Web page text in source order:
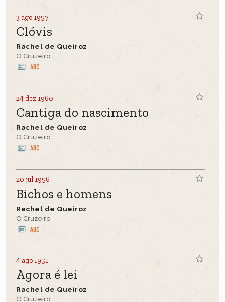
3 ago 1957
Clóvis
Rachel de Queiroz
O Cruzeiro
24 dez 1960
Cantiga do nascimento
Rachel de Queiroz
O Cruzeiro
20 jul 1956
Bichos e homens
Rachel de Queiroz
O Cruzeiro
4 ago 1951
Agora é lei
Rachel de Queiroz
O Cruzeiro